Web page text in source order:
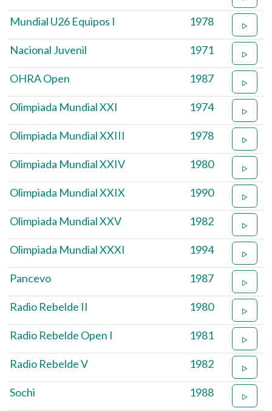
Mundial U26 Equipos I 1978
Nacional Juvenil 1971
OHRA Open 1987
Olimpiada Mundial XXI 1974
Olimpiada Mundial XXIII 1978
Olimpiada Mundial XXIV 1980
Olimpiada Mundial XXIX 1990
Olimpiada Mundial XXV 1982
Olimpiada Mundial XXXI 1994
Pancevo 1987
Radio Rebelde II 1980
Radio Rebelde Open I 1981
Radio Rebelde V 1982
Sochi 1988